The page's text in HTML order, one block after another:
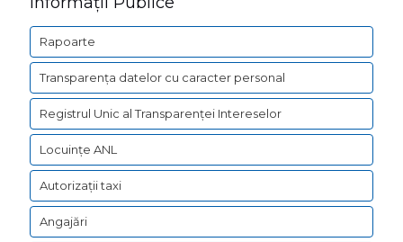
Rapoarte
Transparența datelor cu caracter personal
Registrul Unic al Transparenței Intereselor
Locuințe ANL
Autorizații taxi
Angajări